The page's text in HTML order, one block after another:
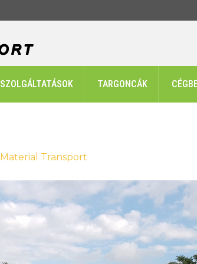
SZOLGÁLTATÁSOK TARGONCÁK
Material Transport